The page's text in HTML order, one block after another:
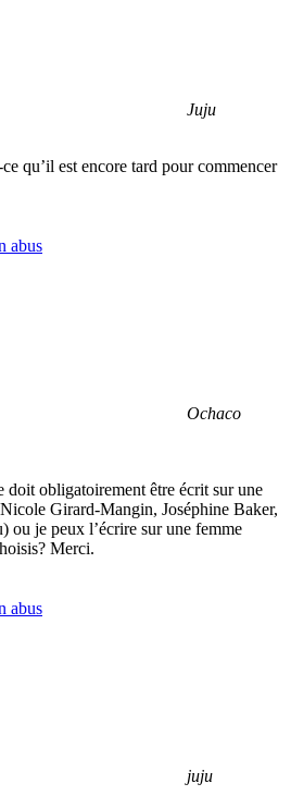
Juju
qu’il est encore tard pour commencer
abus
Ochaco
doit obligatoirement être écrit sur une
Girard-Mangin, Joséphine Baker,
ou je peux l’écrire sur une femme
Merci.
abus
juju